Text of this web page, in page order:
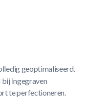
geoptimaliseerd.
ingegraven
te perfectioneren.